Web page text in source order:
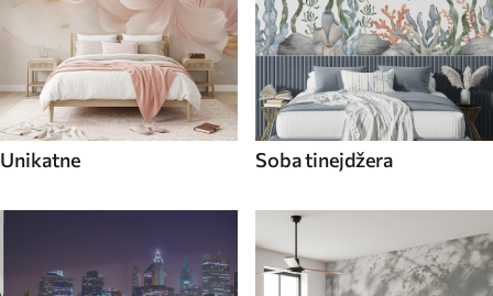
Unikatne Soba tinejdžera